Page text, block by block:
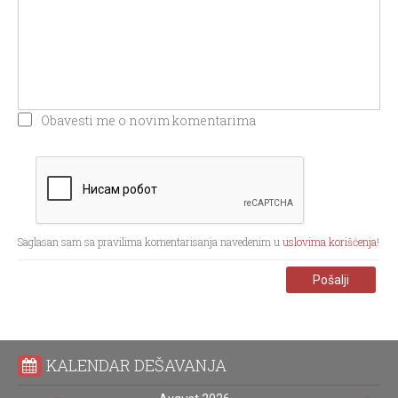
Obavesti me o novim komentarima
Saglasan sam sa pravilima komentarisanja navedenim u uslovima korišćenja!
Pošalji
KALENDAR DEŠAVANJA